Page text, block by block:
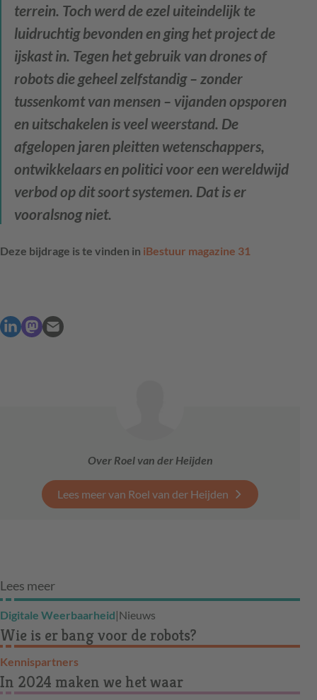
terrein. Toch werd de ezel uiteindelijk te
luidruchtig bevonden en ging het project de
ijskast in. Tegen het gebruik van drones of
robots die geheel zelfstandig – zonder
tussenkomt van mensen – vijanden opsporen
en uitschakelen is veel weerstand. De
afgelopen jaren pleitten wetenschappers,
ontwikkelaars en politici voor een wereldwijd
verbod op dit soort systemen. Dat is er
vooralsnog niet.
Deze bijdrage is te vinden in iBestuur magazine 31
Over Roel van der Heijden
Lees meer van Roel van der Heijden
Lees meer
Digitale Weerbaarheid|Nieuws
Wie is er bang voor de robots?
Kennispartners
In 2024 maken we het waar